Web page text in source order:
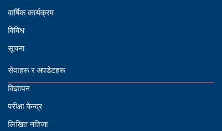
वार्षिक कार्यक्रम
विविध
सूचना
सेवाहरू र अपडेटहरू
विज्ञापन
परीक्षा केन्द्र
लिखित नतिजा